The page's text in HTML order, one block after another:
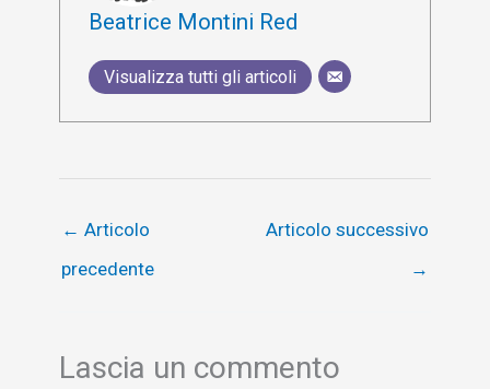
Beatrice Montini Red
Visualizza tutti gli articoli
← Articolo
precedente
Articolo successivo
→
Lascia un commento